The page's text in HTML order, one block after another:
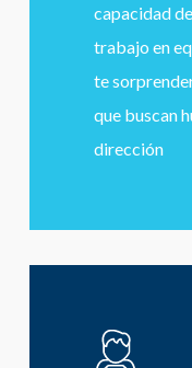
capacidad
trabajo en
te
que buscan
dirección